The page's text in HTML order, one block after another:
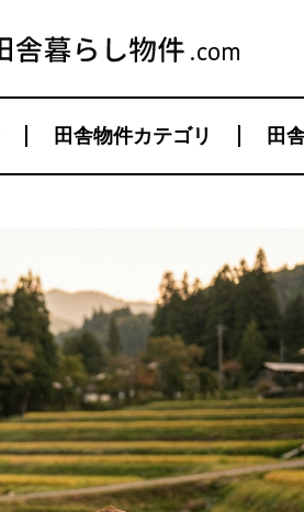
田舎物件カテゴリ 田